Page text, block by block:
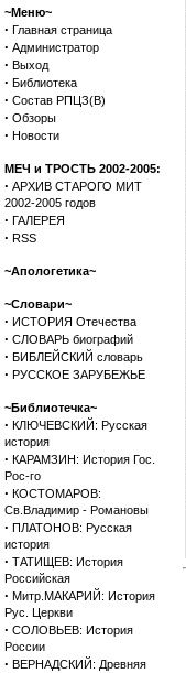
~Меню~
· Главная страница
· Администратор
· Выход
· Библиотека
· Состав РПЦЗ(В)
· Обзоры
· Новости
МЕЧ и ТРОСТЬ 2002-2005:
· АРХИВ СТАРОГО МИТ
2002-2005 годов
· ГАЛЕРЕЯ
· RSS
~Апологетика~
~Словари~
· ИСТОРИЯ Отечества
· СЛОВАРЬ биографий
· БИБЛЕЙСКИЙ словарь
· РУССКОЕ ЗАРУБЕЖЬЕ
~Библиотечка~
· КЛЮЧЕВСКИЙ: Русская
история
· КАРАМЗИН: История Гос.
Рос-го
· КОСТОМАРОВ:
Св.Владимир - Романовы
· ПЛАТОНОВ: Русская
история
· ТАТИЩЕВ: История
Российская
· Митр.МАКАРИЙ: История
Рус. Церкви
· СОЛОВЬЕВ: История
России
· ВЕРНАДСКИЙ: Древняя